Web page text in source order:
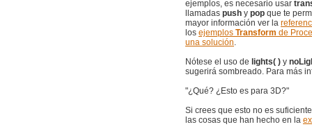
ejemplos, es necesario usar
llamadas push y pop que te
mayor información ver la
los ejemplos Transform de
una solución.
Nótese el uso de lights( ) y
sugerirá sombreado. Para más
"¿Qué? ¿Esto es para 3D?"
Si crees que esto no es
las cosas que han hecho en la